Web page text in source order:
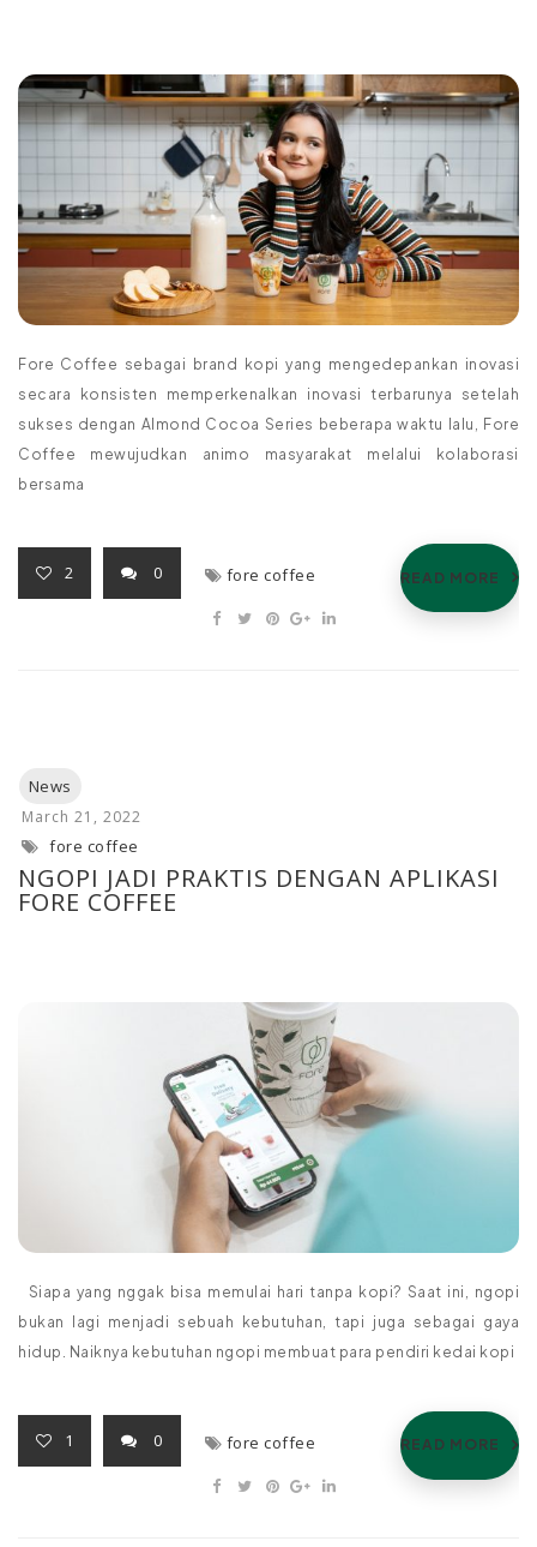
Fore Coffee sebagai brand kopi yang mengedepankan inovasi
secara konsisten memperkenalkan inovasi terbarunya setelah
sukses dengan Almond Cocoa Series beberapa waktu lalu, Fore
Coffee mewujudkan animo masyarakat melalui kolaborasi
bersama
READ MORE
2 0 fore coffee
NGOPI JADI PRAKTIS DENGAN APLIKASI
FORE COFFEE
fore coffee
Siapa yang nggak bisa memulai hari tanpa kopi? Saat ini, ngopi
bukan lagi menjadi sebuah kebutuhan, tapi juga sebagai gaya
hidup. Naiknya kebutuhan ngopi membuat para pendiri kedai kopi
READ MORE
1 0 fore coffee